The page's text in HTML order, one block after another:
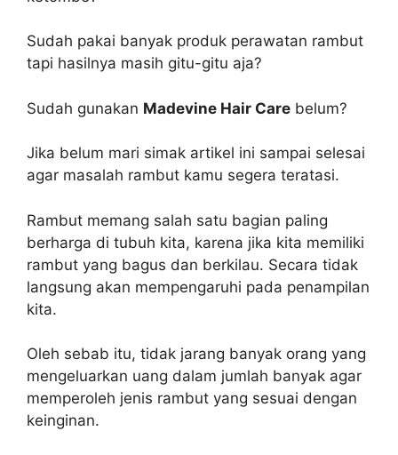
Sudah pakai banyak produk perawatan rambut
tapi hasilnya masih gitu-gitu aja?
Sudah gunakan Madevine Hair Care belum?
Jika belum mari simak artikel ini sampai selesai
agar masalah rambut kamu segera teratasi.
Rambut memang salah satu bagian paling
berharga di tubuh kita, karena jika kita memiliki
rambut yang bagus dan berkilau. Secara tidak
langsung akan mempengaruhi pada penampilan
kita.
Oleh sebab itu, tidak jarang banyak orang yang
mengeluarkan uang dalam jumlah banyak agar
memperoleh jenis rambut yang sesuai dengan
keinginan.